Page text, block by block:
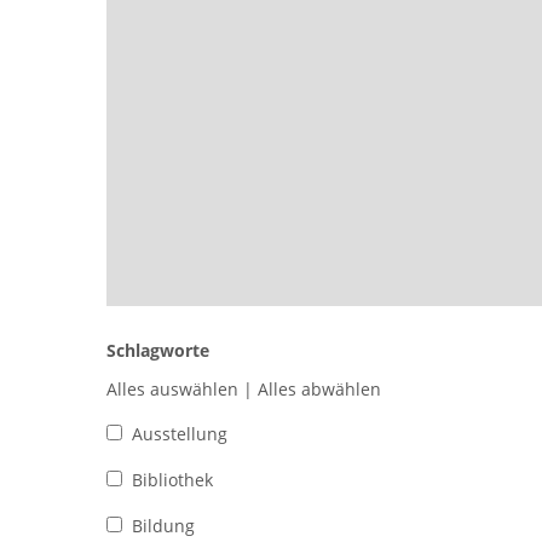
Schlagworte
Alles auswählen | Alles abwählen
Ausstellung
Bibliothek
Bildung